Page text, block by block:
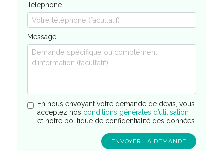
Téléphone
Message
En nous envoyant votre demande de devis, vous
acceptez nos conditions générales d’utilisation
et notre politique de confidentialité des données.